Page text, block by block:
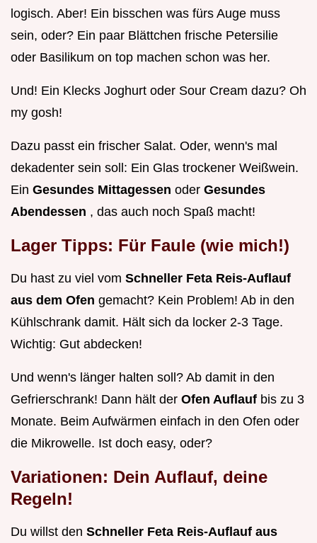
logisch. Aber! Ein bisschen was fürs Auge muss
sein, oder? Ein paar Blättchen frische Petersilie
oder Basilikum on top machen schon was her.
Und! Ein Klecks Joghurt oder Sour Cream dazu? Oh
my gosh!
Dazu passt ein frischer Salat. Oder, wenn's mal
dekadenter sein soll: Ein Glas trockener Weißwein.
Ein Gesundes Mittagessen oder Gesundes
Abendessen , das auch noch Spaß macht!
Lager Tipps: Für Faule (wie mich!)
Du hast zu viel vom Schneller Feta Reis-Auflauf
aus dem Ofen gemacht? Kein Problem! Ab in den
Kühlschrank damit. Hält sich da locker 2-3 Tage.
Wichtig: Gut abdecken!
Und wenn's länger halten soll? Ab damit in den
Gefrierschrank! Dann hält der Ofen Auflauf bis zu 3
Monate. Beim Aufwärmen einfach in den Ofen oder
die Mikrowelle. Ist doch easy, oder?
Variationen: Dein Auflauf, deine
Regeln!
Du willst den Schneller Feta Reis-Auflauf aus